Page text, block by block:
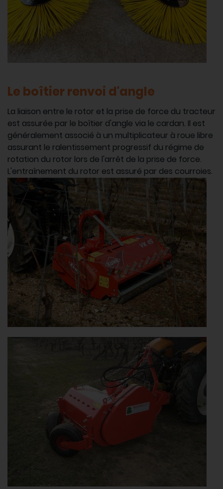
Le boîtier renvoi d'angle
La liaison entre le rotor et la prise de force du tracteur
est assurée par le boîtier d'angle via le cardan. Il est
généralement associé à un multiplicateur à roue libre
assurant le ralentissement progressif du régime de
rotation du rotor lors de l'arrêt de la prise de force.
L'entraînement du rotor est assuré par des courroies.